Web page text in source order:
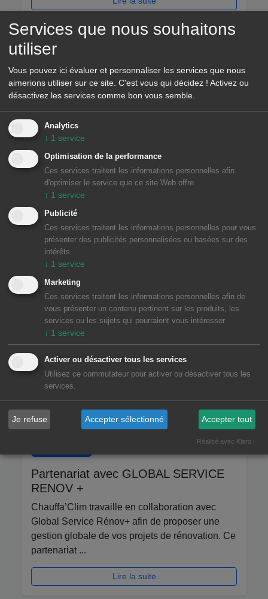
ENTRETIEN 21/01/2026
Pourquoi faire l'entretien de votre
chaudière ?
L'entretien annuel de votre chaudière n'est pas
seulement une obligation légale ! En savoir plus
Partenariat avec GLOBAL SERVICE
RENOV +
Chauffa’Clim travaille en collaboration avec
Global Service Rénov+ afin de proposer une
gestion globale de vos projets de rénovation. Ce
partenariat ...
Lire la suite
Services que nous souhaitons
utiliser
Vous pouvez ici évaluer et personnaliser les services que nous
aimerions utiliser sur ce site. C'est vous qui décidez ! Activez ou
désactivez les services comme bon vous semble.
Analytics
↓ 1 service
Optimisation de la performance
Ces services traitent les informations personnelles afin
d'optimiser le service que ce site Web offre.
↓ 1 service
Publicité
Ces services traitent les informations personnelles pour vous
présenter des publicités personnalisées ou basées sur des
intérêts.
↓ 1 service
Marketing
Ces services traitent les informations personnelles afin de
vous présenter un contenu pertinent sur les produits, les
services ou les sujets qui pourraient vous intéresser.
↓ 1 service
Activer ou désactiver tous les services
Utilisez ce commutateur pour activer ou désactiver tous les
services.
Je refuse Accepter sélectionné Accepter tout
Réalisé avec Klaro !